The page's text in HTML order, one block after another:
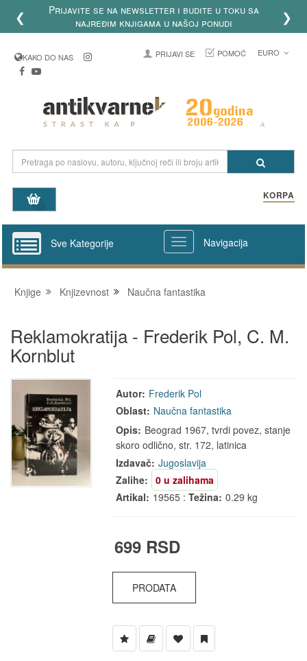
❮
Prijavite se na newsletter i budite u toku sa
najređim knjigama u našoj ponudi
❯
KAKO DO NAS PRIJAVI SE POMOĆ EURO
KORPA
Sve Kategorije Navigacija
Knjige Knjizevnost Naučna fantastika
Reklamokratija - Frederik Pol, C. M.
Kornblut
Autor: Frederik Pol
Oblast: Naučna fantastika
Opis: Beograd 1967, tvrdi povez, stanje
skoro odlično, str. 172, latinica
Izdavač: Jugoslavija
Zalihe:
0 u zalihama
Artikal: 19565 :Težina: 0.29 kg
699 RSD
PRODATA